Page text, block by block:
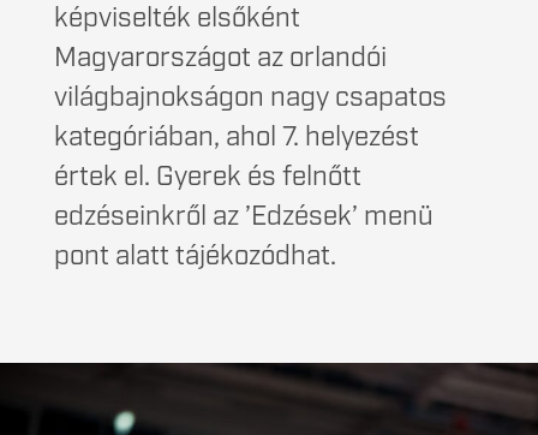
képviselték elsőként
Magyarországot az orlandói
világbajnokságon nagy csapatos
kategóriában, ahol 7. helyezést
értek el. Gyerek és felnőtt
edzéseinkről az ’Edzések’ menü
pont alatt tájékozódhat.